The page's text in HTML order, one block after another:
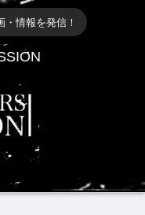
情報を発信！